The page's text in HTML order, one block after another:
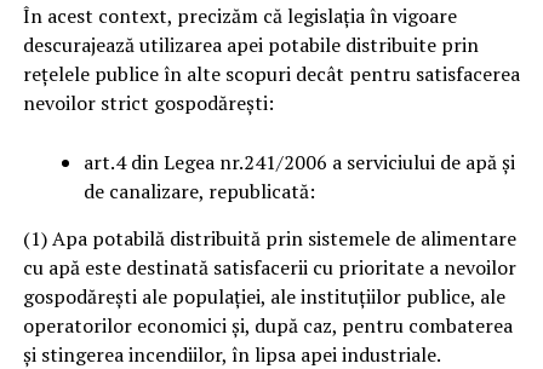
În acest context, precizăm că legislația în vigoare
descurajează utilizarea apei potabile distribuite prin
rețelele publice în alte scopuri decât pentru satisfacerea
nevoilor strict gospodărești:
art.4 din Legea nr.241/2006 a serviciului de apă și
de canalizare, republicată:
(1) Apa potabilă distribuită prin sistemele de alimentare
cu apă este destinată satisfacerii cu prioritate a nevoilor
gospodărești ale populației, ale instituțiilor publice, ale
operatorilor economici și, după caz, pentru combaterea
și stingerea incendiilor, în lipsa apei industriale.